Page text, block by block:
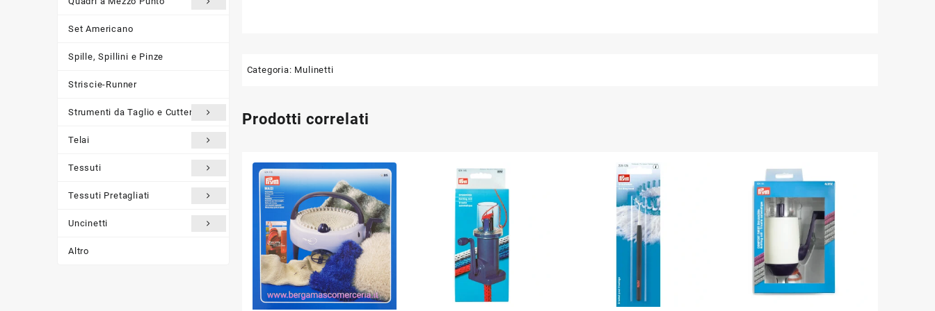
Set Americano
Spille, Spillini e Pinze
Striscie-Runner
Strumenti da Taglio e Cutter
Telai
Tessuti
Tessuti Pretagliati
Uncinetti
Altro
Categoria: Mulinetti
Prodotti correlati